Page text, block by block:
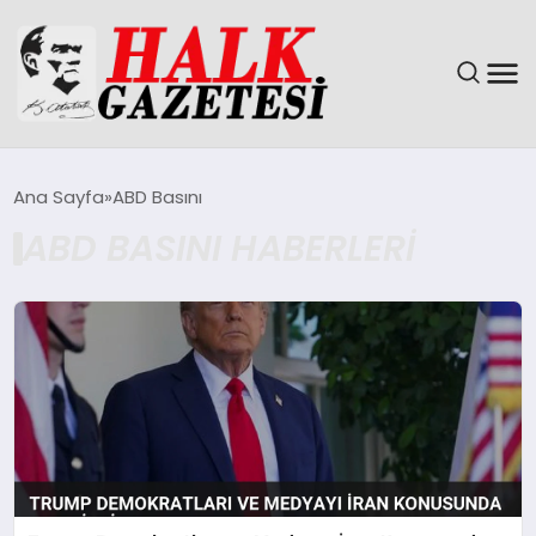
EĞITIM
EKONOMI
MAGAZIN
SAĞLIK
Ana Sayfa ABD Basını